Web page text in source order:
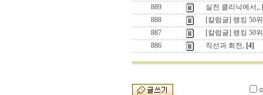
889
실전 클리닉에서,,
888
[칼럼글] 랭킹 50
887
[칼럼글] 랭킹 50
886
직선과 회전, [4]